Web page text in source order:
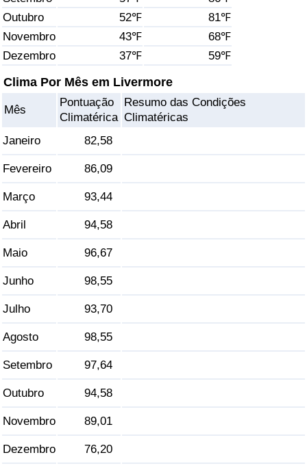
Outubro
52℉
81℉
Novembro
43℉
68℉
Dezembro
37℉ 59℉
Clima Por Mês em Livermore
Mês
Pontuação
Climatérica
Resumo das Condições
Climatéricas
Janeiro
82,58
Fevereiro 86,09
Março 93,44
Abril 94,58
Maio 96,67
Junho 98,55
Julho 93,70
Agosto 98,55
Setembro 97,64
Outubro 94,58
Novembro 89,01
Dezembro 76,20
Saúde
Indicador de Saúde (Atual)
Poluição
Indicador de Poluição (Atual)
Índice de poluição
Trânsito
Indicador de Trânsito
Indicador de Trânsito (Atual)